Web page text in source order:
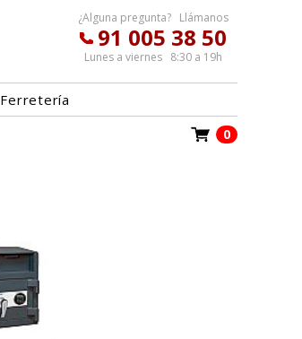
¿Alguna pregunta? Llámanos
91 005 38 50
Lunes a viernes 8:30 a 19h
Ferretería
0